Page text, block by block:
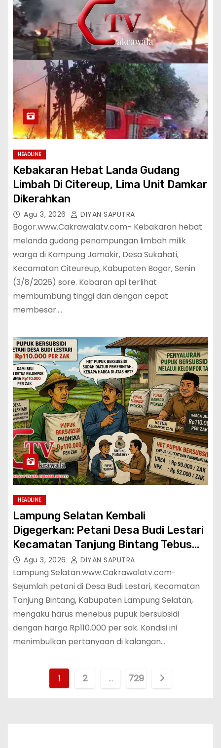
HEADLINE
Kebakaran Hebat Landa Gudang
Limbah Di Citereup, Lima Unit Damkar
Dikerahkan
Agu 3, 2026 DIYAN SAPUTRA
Bogor.www.Cakrawalatv.com- Kebakaran hebat
melanda gudang penampungan limbah milik
warga di Kampung Jamakir, Desa Sukahati,
Kecamatan Citeureup, Kabupaten Bogor, Senin
(3/8/2026) sore. Kobaran api terlihat
membumbung tinggi dan dengan cepat
membesar.…
HEADLINE
Lampung Selatan Kembali
Digegerkan: Petani Desa Budi Lestari
Kecamatan Tanjung Bintang Tebus
Pupuk Bersubsidi Rp 110 Ribu Per
Sak, Mekanisme Penyaluran Di
Pertanyakan
Agu 3, 2026 DIYAN SAPUTRA
Lampung Selatan.www.Cakrawalatv.com-
Sejumlah petani di Desa Budi Lestari, Kecamatan
Tanjung Bintang, Kabupaten Lampung Selatan,
mengaku harus menebus pupuk bersubsidi
dengan harga Rp110.000 per sak. Kondisi ini
menimbulkan pertanyaan di kalangan…
1 2 … 729